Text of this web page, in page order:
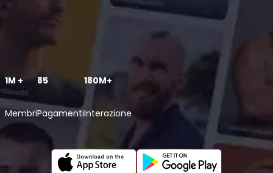
1M +
Membri
85
Pagamenti
180M+
Interazione